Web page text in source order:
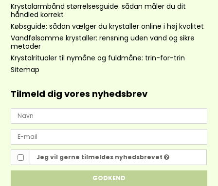
Krystalarmbånd størrelsesguide: sådan måler du dit
håndled korrekt
Købsguide: sådan vælger du krystaller online i høj kvalitet
Vandfølsomme krystaller: rensning uden vand og sikre
metoder
Krystalritualer til nymåne og fuldmåne: trin-for-trin
Sitemap
Tilmeld dig vores nyhedsbrev
Jeg vil gerne tilmeldes nyhedsbrevet
GODKEND